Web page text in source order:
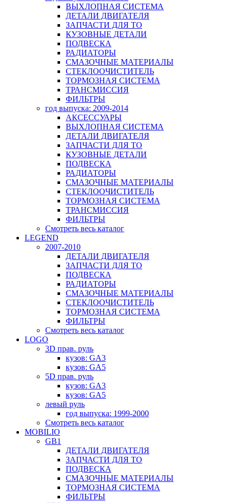
ВЫХЛОПНАЯ СИСТЕМА
ДЕТАЛИ ДВИГАТЕЛЯ
ЗАПЧАСТИ ДЛЯ ТО
КУЗОВНЫЕ ДЕТАЛИ
ПОДВЕСКА
РАДИАТОРЫ
СМАЗОЧНЫЕ МАТЕРИАЛЫ
СТЕКЛООЧИСТИТЕЛЬ
ТОРМОЗНАЯ СИСТЕМА
ТРАНСМИССИЯ
ФИЛЬТРЫ
год выпуска: 2009-2014
АКСЕССУАРЫ
ВЫХЛОПНАЯ СИСТЕМА
ДЕТАЛИ ДВИГАТЕЛЯ
ЗАПЧАСТИ ДЛЯ ТО
КУЗОВНЫЕ ДЕТАЛИ
ПОДВЕСКА
РАДИАТОРЫ
СМАЗОЧНЫЕ МАТЕРИАЛЫ
СТЕКЛООЧИСТИТЕЛЬ
ТОРМОЗНАЯ СИСТЕМА
ТРАНСМИССИЯ
ФИЛЬТРЫ
Смотреть весь каталог
LEGEND
2007-2010
ДЕТАЛИ ДВИГАТЕЛЯ
ЗАПЧАСТИ ДЛЯ ТО
ПОДВЕСКА
РАДИАТОРЫ
СМАЗОЧНЫЕ МАТЕРИАЛЫ
СТЕКЛООЧИСТИТЕЛЬ
ТОРМОЗНАЯ СИСТЕМА
ФИЛЬТРЫ
Смотреть весь каталог
LOGO
3D прав. руль
кузов: GA3
кузов: GA5
5D прав. руль
кузов: GA3
кузов: GA5
левый руль
год выпуска: 1999-2000
Смотреть весь каталог
MOBILIO
GB1
ДЕТАЛИ ДВИГАТЕЛЯ
ЗАПЧАСТИ ДЛЯ ТО
ПОДВЕСКА
СМАЗОЧНЫЕ МАТЕРИАЛЫ
ТОРМОЗНАЯ СИСТЕМА
ФИЛЬТРЫ